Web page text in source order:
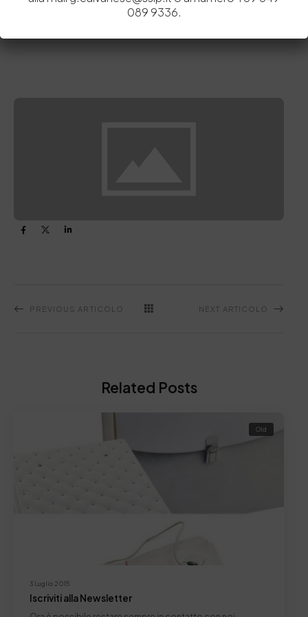
guanto, che permette di tracciare tutte le fasi di lavorazione, le 25
PREVIOUS ARTICOLO NEXT ARTICOLO
Related Posts
3 Luglio 2015
Old
Iscriviti alla Newsletter
089 9336.